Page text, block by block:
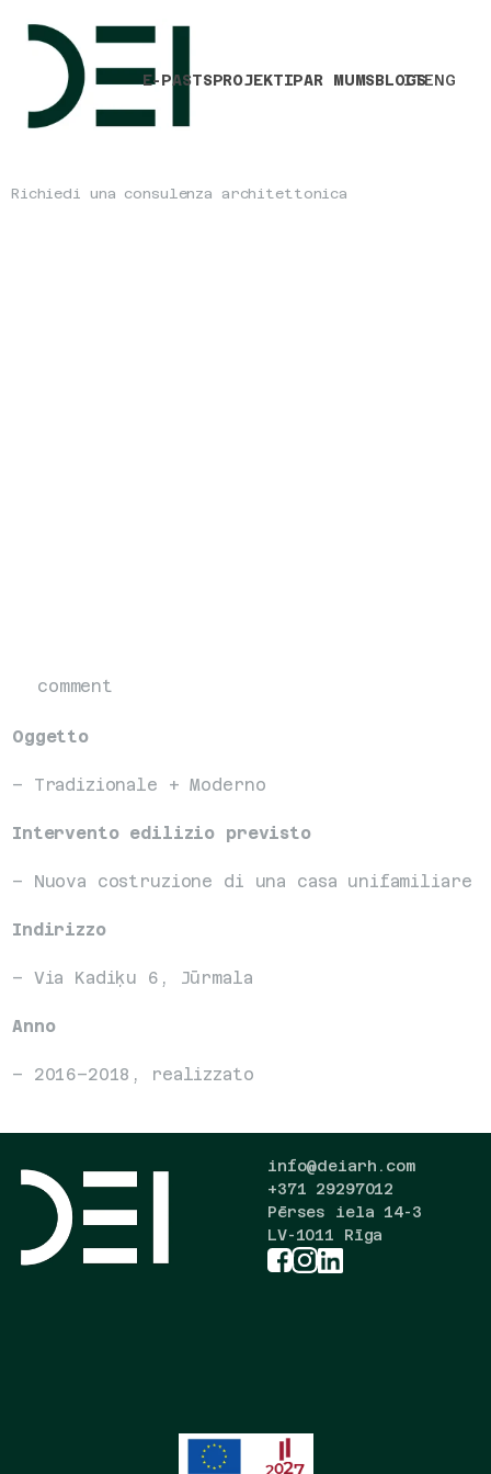
E-PASTSPROJEKTIPAR MUMSBLOGS
ITENG
Richiedi una consulenza architettonica
comment
Oggetto
– Tradizionale + Moderno
Intervento edilizio previsto
– Nuova costruzione di una casa unifamiliare
Indirizzo
– Via Kadiķu 6, Jūrmala
Anno
– 2016–2018, realizzato
info@deiarh.com
+371 29297012
Pērses iela 14-3
LV-1011 Rīga